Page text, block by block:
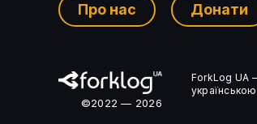
Ком’юніті-
чат
Про нас Донати
©2022 — 2026
ForkLog UA